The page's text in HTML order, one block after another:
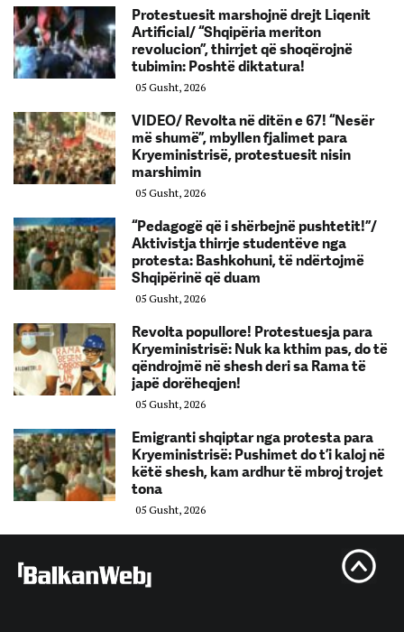
Protestuesit marshojnë drejt Liqenit
Artificial/ “Shqipëria meriton
revolucion”, thirrjet që shoqërojnë
tubimin: Poshtë diktatura!
05 Gusht, 2026
VIDEO/ Revolta në ditën e 67! “Nesër
më shumë”, mbyllen fjalimet para
Kryeministrisë, protestuesit nisin
marshimin
05 Gusht, 2026
“Pedagogë që i shërbejnë pushtetit!”/
Aktivistja thirrje studentëve nga
protesta: Bashkohuni, të ndërtojmë
Shqipërinë që duam
05 Gusht, 2026
Revolta popullore! Protestuesja para
Kryeministrisë: Nuk ka kthim pas, do të
qëndrojmë në shesh deri sa Rama të
japë dorëheqjen!
05 Gusht, 2026
Emigranti shqiptar nga protesta para
Kryeministrisë: Pushimet do t’i kaloj në
këtë shesh, kam ardhur të mbroj trojet
tona
05 Gusht, 2026